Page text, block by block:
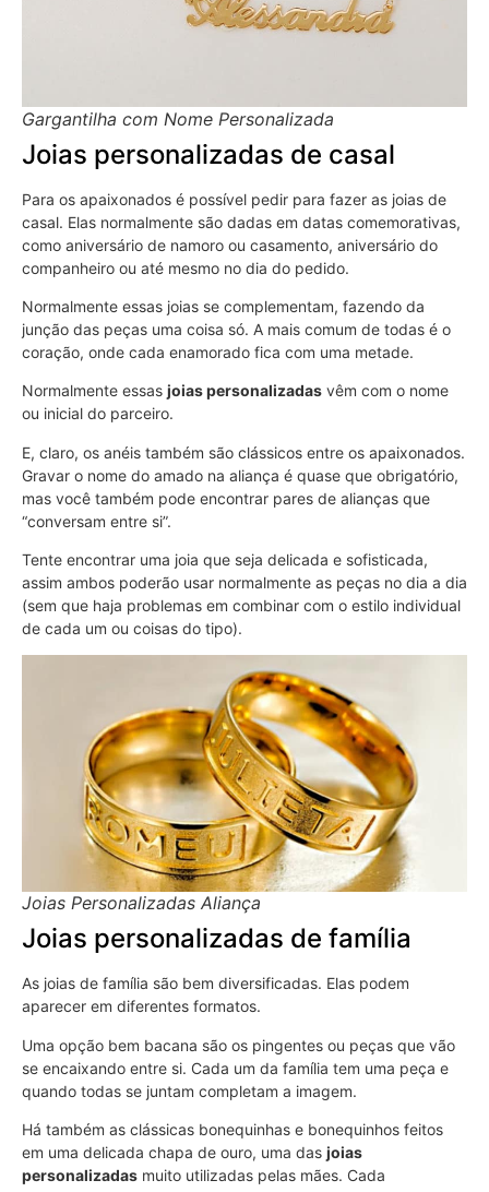
Gargantilha com Nome Personalizada
Joias personalizadas de casal
Para os apaixonados é possível pedir para fazer as joias de
casal. Elas normalmente são dadas em datas comemorativas,
como aniversário de namoro ou casamento, aniversário do
companheiro ou até mesmo no dia do pedido.
Normalmente essas joias se complementam, fazendo da
junção das peças uma coisa só. A mais comum de todas é o
coração, onde cada enamorado fica com uma metade.
Normalmente essas joias personalizadas vêm com o nome
ou inicial do parceiro.
E, claro, os anéis também são clássicos entre os apaixonados.
Gravar o nome do amado na aliança é quase que obrigatório,
mas você também pode encontrar pares de alianças que
“conversam entre si”.
Tente encontrar uma joia que seja delicada e sofisticada,
assim ambos poderão usar normalmente as peças no dia a dia
(sem que haja problemas em combinar com o estilo individual
de cada um ou coisas do tipo).
Joias Personalizadas Aliança
Joias personalizadas de família
As joias de família são bem diversificadas. Elas podem
aparecer em diferentes formatos.
Uma opção bem bacana são os pingentes ou peças que vão
se encaixando entre si. Cada um da família tem uma peça e
quando todas se juntam completam a imagem.
Há também as clássicas bonequinhas e bonequinhos feitos
em uma delicada chapa de ouro, uma das joias
personalizadas muito utilizadas pelas mães. Cada